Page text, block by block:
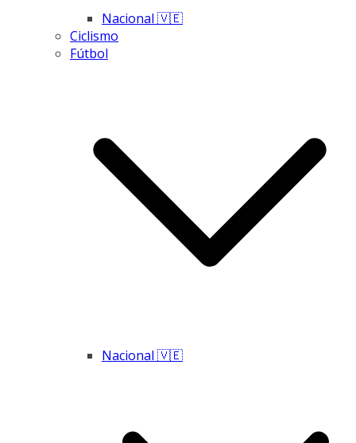
Nacional 🇻🇪
Ciclismo
Fútbol
Nacional 🇻🇪